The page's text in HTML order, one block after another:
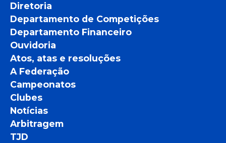
Diretoria
Departamento de Competições
Departamento Financeiro
Ouvidoria
Atos, atas e resoluções
A Federação
Campeonatos
Clubes
Notícias
Arbitragem
TJD